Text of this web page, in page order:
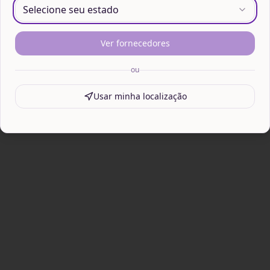
Selecione seu estado
Ver fornecedores
ou
Usar minha localização